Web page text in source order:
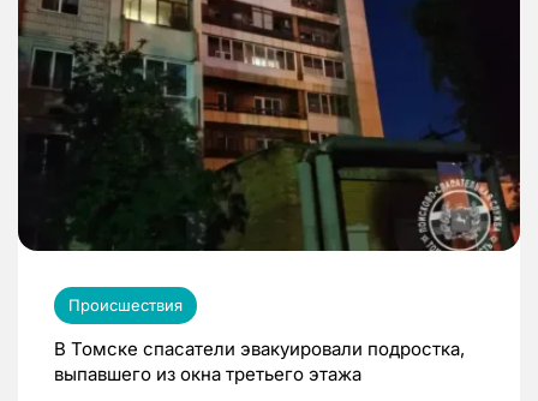
Происшествия
В Томске спасатели эвакуировали подростка,
выпавшего из окна третьего этажа